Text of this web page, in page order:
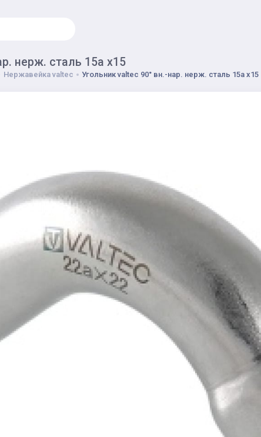
нерж. сталь 15а х15
Нержавейка valtec Угольник valtec 90° вн.-нар. нерж. сталь 15а х15